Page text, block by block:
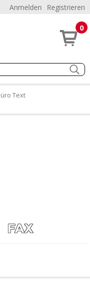
Anmelden Registrieren
0
Text